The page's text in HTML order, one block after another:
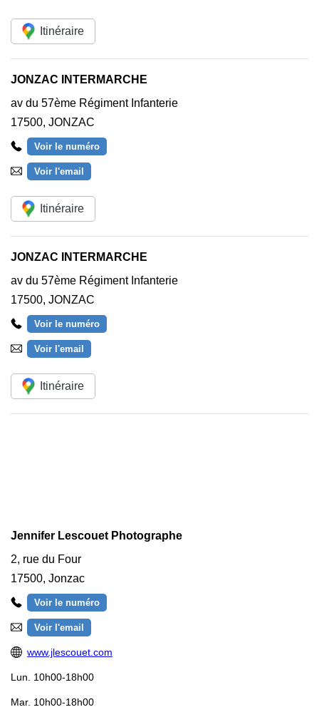
Itinéraire
JONZAC INTERMARCHE
av du 57ème Régiment Infanterie
17500, JONZAC
Voir le numéro
Voir l'email
Itinéraire
JONZAC INTERMARCHE
av du 57ème Régiment Infanterie
17500, JONZAC
Voir le numéro
Voir l'email
Itinéraire
Jennifer Lescouet Photographe
2, rue du Four
17500, Jonzac
Voir le numéro
Voir l'email
www.jlescouet.com
Lun. 10h00-18h00
Mar. 10h00-18h00